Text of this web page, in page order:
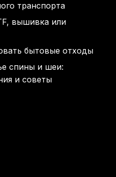
транспорта
вышивка или
бытовые отходы
спины и шеи:
и советы